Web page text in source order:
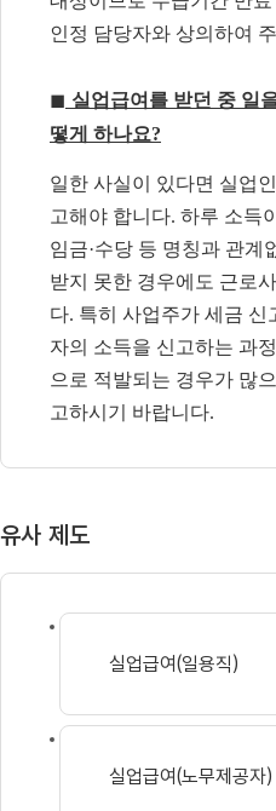
인정 담당자와 상의하여
◼ 실업급여를 받던 중 일
떻게 하나요?
일한 사실이 있다면 실업
고해야 합니다. 하루 소득
임금·수당 등 명칭과 관계
받지 못한 경우에도 근로
다. 특히 사업주가 세금 신
자의 소득을 신고하는 과
으로 적발되는 경우가 많
고하시기 바랍니다.
유사 제도
실업급여(일용직)
실업급여(노무제공자)